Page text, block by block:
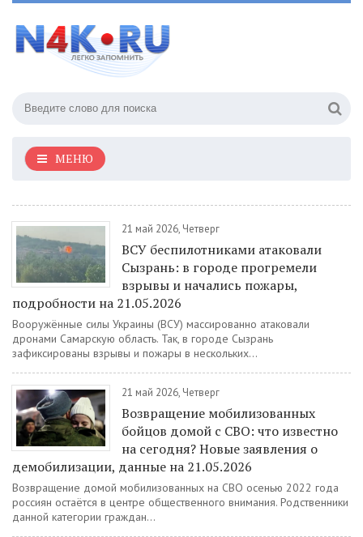
МЕНЮ
21 май 2026, Четверг
ВСУ беспилотниками атаковали
Сызрань: в городе прогремели
взрывы и начались пожары,
подробности на 21.05.2026
Вооружённые силы Украины (ВСУ) массированно атаковали
дронами Самарскую область. Так, в городе Сызрань
зафиксированы взрывы и пожары в нескольких...
21 май 2026, Четверг
Возвращение мобилизованных
бойцов домой с СВО: что известно
на сегодня? Новые заявления о
демобилизации, данные на 21.05.2026
Возвращение домой мобилизованных на СВО осенью 2022 года
россиян остаётся в центре общественного внимания. Родственники
данной категории граждан...